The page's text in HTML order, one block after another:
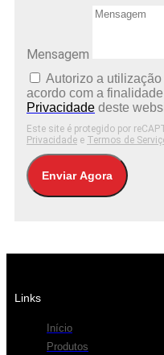
Mensagem
Autorizo ​​a
acordo com a
Privacidade deste
Este site é protegido por
Privacidade e Termos de
Enviar Agora
Links
Início
Produtos